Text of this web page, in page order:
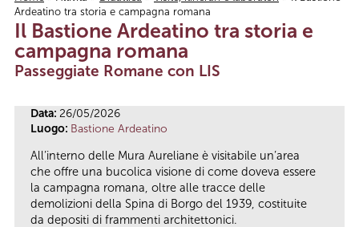
Tu sei qui
Ardeatino tra storia e campagna romana
Il Bastione Ardeatino tra storia e
campagna romana
Passeggiate Romane con LIS
Data: 26/05/2026
Luogo: Bastione Ardeatino
All’interno delle Mura Aureliane è visitabile un’area
che offre una bucolica visione di come doveva essere
la campagna romana, oltre alle tracce delle
demolizioni della Spina di Borgo del 1939, costituite
da depositi di frammenti architettonici.